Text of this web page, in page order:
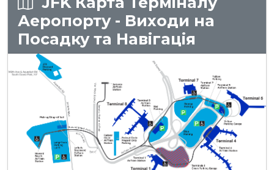
Аеропорту - Виходи на
Посадку та Навігація